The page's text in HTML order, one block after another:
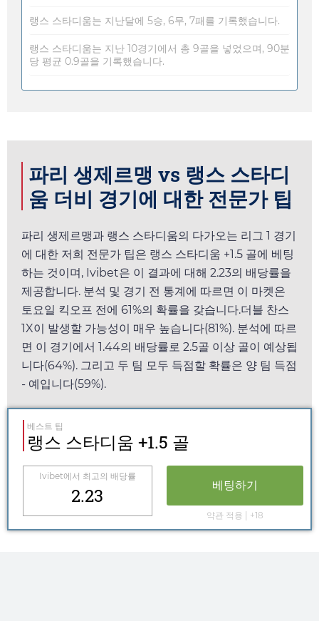
랭스 스타디움는 지난달에 5승, 6무, 7패를 기록했습니다.
랭스 스타디움는 지난 10경기에서 총 9골을 넣었으며, 90분
당 평균 0.9골을 기록했습니다.
파리 생제르맹 vs 랭스 스타디
움 더비 경기에 대한 전문가 팁
파리 생제르맹과 랭스 스타디움의 다가오는 리그 1 경기
에 대한 저희 전문가 팁은 랭스 스타디움 +1.5 골에 베팅
하는 것이며, Ivibet은 이 결과에 대해 2.23의 배당률을
제공합니다. 분석 및 경기 전 통계에 따르면 이 마켓은
토요일 킥오프 전에 61%의 확률을 갖습니다.더블 찬스
1X이 발생할 가능성이 매우 높습니다(81%). 분석에 따르
면 이 경기에서 1.44의 배당률로 2.5골 이상 골이 예상됩
니다(64%). 그리고 두 팀 모두 득점할 확률은 양 팀 득점
- 예입니다(59%).
베스트 팁
랭스 스타디움 +1.5 골
Ivibet에서 최고의 배당률
2.23 베팅하기
약관 적용 | +18